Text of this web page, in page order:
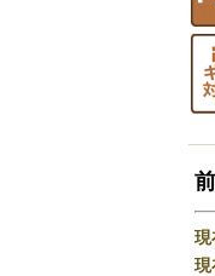
現
現